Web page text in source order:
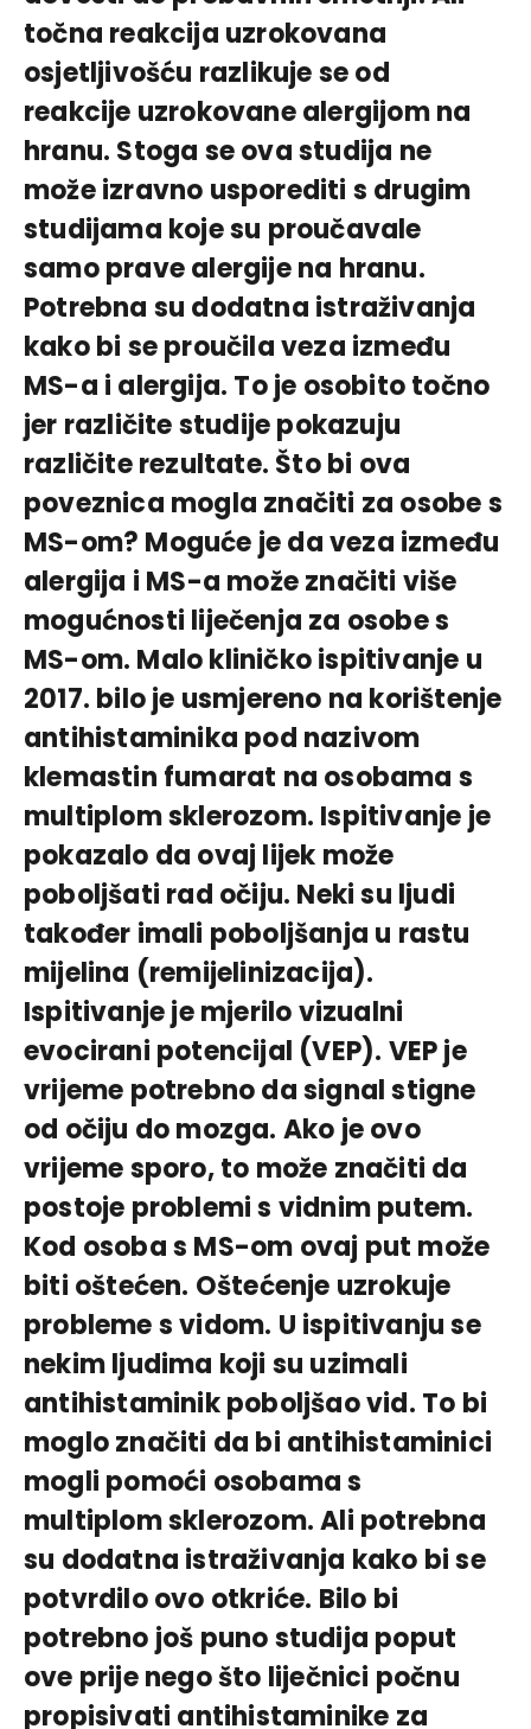
točna reakcija uzrokovana
osjetljivošću razlikuje se od
reakcije uzrokovane alergijom na
hranu. Stoga se ova studija ne
može izravno usporediti s drugim
studijama koje su proučavale
samo prave alergije na hranu.
Potrebna su dodatna istraživanja
kako bi se proučila veza između
MS-a i alergija. To je osobito točno
jer različite studije pokazuju
različite rezultate. Što bi ova
poveznica mogla značiti za osobe s
MS-om? Moguće je da veza između
alergija i MS-a može značiti više
mogućnosti liječenja za osobe s
MS-om. Malo kliničko ispitivanje u
2017. bilo je usmjereno na korištenje
antihistaminika pod nazivom
klemastin fumarat na osobama s
multiplom sklerozom. Ispitivanje je
pokazalo da ovaj lijek može
poboljšati rad očiju. Neki su ljudi
također imali poboljšanja u rastu
mijelina (remijelinizacija).
Ispitivanje je mjerilo vizualni
evocirani potencijal (VEP). VEP je
vrijeme potrebno da signal stigne
od očiju do mozga. Ako je ovo
vrijeme sporo, to može značiti da
postoje problemi s vidnim putem.
Kod osoba s MS-om ovaj put može
biti oštećen. Oštećenje uzrokuje
probleme s vidom. U ispitivanju se
nekim ljudima koji su uzimali
antihistaminik poboljšao vid. To bi
moglo značiti da bi antihistaminici
mogli pomoći osobama s
multiplom sklerozom. Ali potrebna
su dodatna istraživanja kako bi se
potvrdilo ovo otkriće. Bilo bi
potrebno još puno studija poput
ove prije nego što liječnici počnu
propisivati antihistaminike za